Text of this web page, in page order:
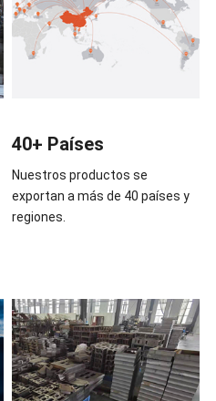
40+ Países
Nuestros productos se
exportan a más de 40 países y
regiones.